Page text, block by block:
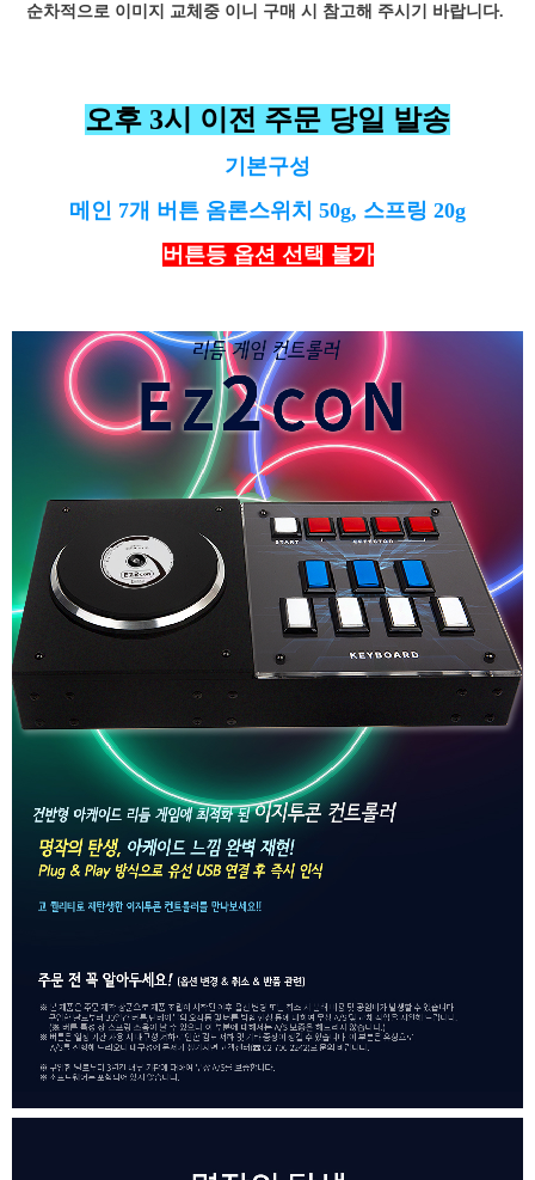
순차적으로 이미지 교체중 이니 구매 시 참고해 주시기 바랍니다.
오후 3시 이전 주문 당일 발송
기본구성
메인 7개 버튼 옴론스위치 50g, 스프링 20g
버튼등 옵션 선택 불가